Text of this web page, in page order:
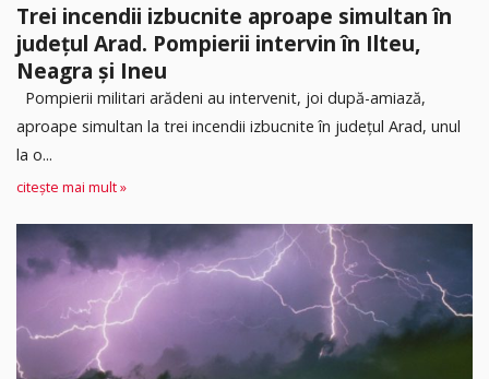
Trei incendii izbucnite aproape simultan în
județul Arad. Pompierii intervin în Ilteu,
Neagra și Ineu
Pompierii militari arădeni au intervenit, joi după-amiază,
aproape simultan la trei incendii izbucnite în județul Arad, unul
la o...
citește mai mult »